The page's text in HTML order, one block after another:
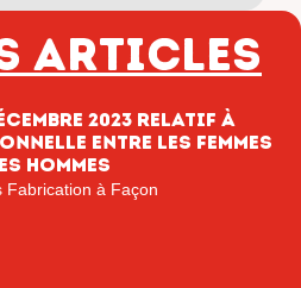
articles
2023 relatif à
entre les femmes
hommes
Fabrication à Façon